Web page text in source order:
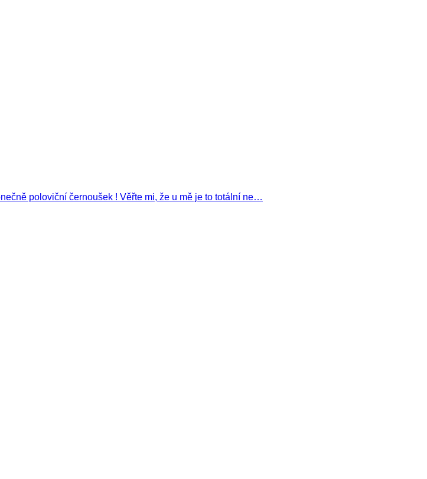
poloviční černoušek ! Věřte mi, že u mě je to totální ne…